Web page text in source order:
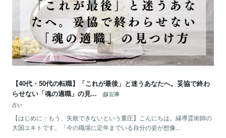
【40代・50代の転職】「これが最後」と迷うあなたへ。妥協で終わ
らせない「魂の適職」の見...
記事
占い
【はじめに：もう、失敗できないという重圧】こんにちは。縁導霊術師の
大国ユキトです。「今の職場に定年までいる自分の姿が想像...